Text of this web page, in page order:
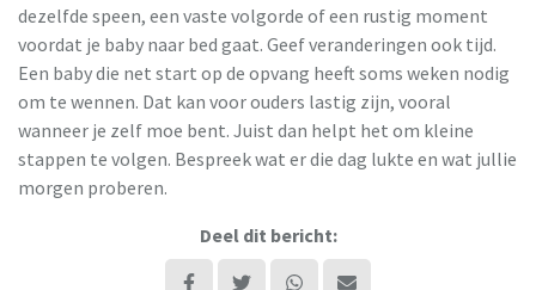
dezelfde speen, een vaste volgorde of een rustig moment
voordat je baby naar bed gaat. Geef veranderingen ook tijd.
Een baby die net start op de opvang heeft soms weken nodig
om te wennen. Dat kan voor ouders lastig zijn, vooral
wanneer je zelf moe bent. Juist dan helpt het om kleine
stappen te volgen. Bespreek wat er die dag lukte en wat jullie
morgen proberen.
Deel dit bericht: